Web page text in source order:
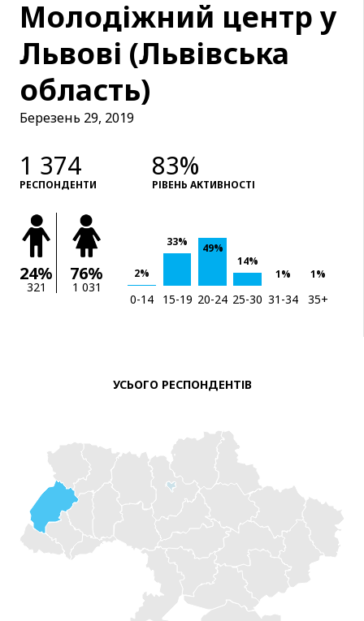
Молодіжний центр у
Львові (Львівська
область)
Березень 29, 2019
1 374
РЕСПОНДЕНТИ
83%
РІВЕНЬ АКТИВНОСТІ
24%
321
76%
1 031
2%
33%
49%
14%
1%
1%
0-14 15-19 20-24 25-30 31-34 35+
УСЬОГО РЕСПОНДЕНТІВ